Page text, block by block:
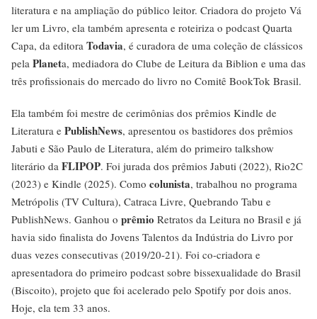
literatura e na ampliação do público leitor. Criadora do projeto Vá
ler um Livro, ela também apresenta e roteiriza o podcast Quarta
Capa, da editora Todavia, é curadora de uma coleção de clássicos
pela Planeta, mediadora do Clube de Leitura da Biblion e uma das
três profissionais do mercado do livro no Comitê BookTok Brasil.
Ela também foi mestre de cerimônias dos prêmios Kindle de
Literatura e PublishNews, apresentou os bastidores dos prêmios
Jabuti e São Paulo de Literatura, além do primeiro talkshow
literário da FLIPOP. Foi jurada dos prêmios Jabuti (2022), Rio2C
(2023) e Kindle (2025). Como colunista, trabalhou no programa
Metrópolis (TV Cultura), Catraca Livre, Quebrando Tabu e
PublishNews. Ganhou o prêmio Retratos da Leitura no Brasil e já
havia sido finalista do Jovens Talentos da Indústria do Livro por
duas vezes consecutivas (2019/20-21). Foi co-criadora e
apresentadora do primeiro podcast sobre bissexualidade do Brasil
(Biscoito), projeto que foi acelerado pelo Spotify por dois anos.
Hoje, ela tem 33 anos.